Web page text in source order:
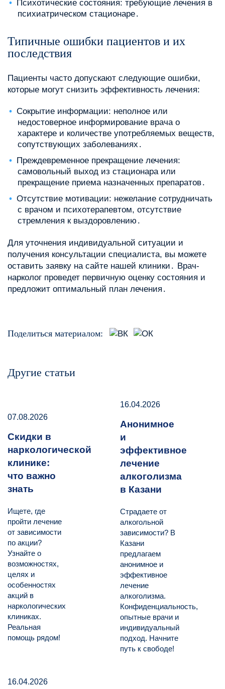
Психотические состояния: требующие лечения в
психиатрическом стационаре․
Типичные ошибки пациентов и их
последствия
Пациенты часто допускают следующие ошибки,
которые могут снизить эффективность лечения:
Сокрытие информации: неполное или
недостоверное информирование врача о
характере и количестве употребляемых веществ,
сопутствующих заболеваниях․
Преждевременное прекращение лечения:
самовольный выход из стационара или
прекращение приема назначенных препаратов․
Отсутствие мотивации: нежелание сотрудничать
с врачом и психотерапевтом, отсутствие
стремления к выздоровлению․
Для уточнения индивидуальной ситуации и
получения консультации специалиста, вы можете
оставить заявку на сайте нашей клиники․ Врач-
нарколог проведет первичную оценку состояния и
предложит оптимальный план лечения․
Поделиться материалом:
Другие статьи
07.08.2026
Скидки в
наркологической
клинике:
что важно
знать
Ищете, где
пройти лечение
от зависимости
по акции?
Узнайте о
возможностях,
целях и
особенностях
акций в
наркологических
клиниках.
Реальная
помощь рядом!
16.04.2026
Анонимное
и
эффективное
лечение
алкоголизма
в Казани
Страдаете от
алкогольной
зависимости? В
Казани
предлагаем
анонимное и
эффективное
лечение
алкоголизма.
Конфиденциальность,
опытные врачи и
индивидуальный
подход. Начните
путь к свободе!
16.04.2026